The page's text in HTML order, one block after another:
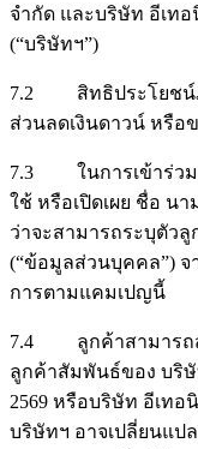
จำกัด และบริษัท อีเท
(“บริษัทฯ”)
7.2 สิทธิประโยชน์ภ
ส่วนลดเงินดาวน์ หรือ
7.3 ในการเข้าร่วม
ใช้ หรือเปิดเผย ชื่อ น
ว่าจะสามารถระบุตัว
(“ข้อมูลส่วนบุคคล”) จ
การตามแคมเปญนี้
7.4 ลูกค้าสามารถส
ลูกค้าสัมพันธ์ของ บริษั
2569 หรือบริษัท อีเทอ
บริษัทฯ อาจเปลี่ยนแป